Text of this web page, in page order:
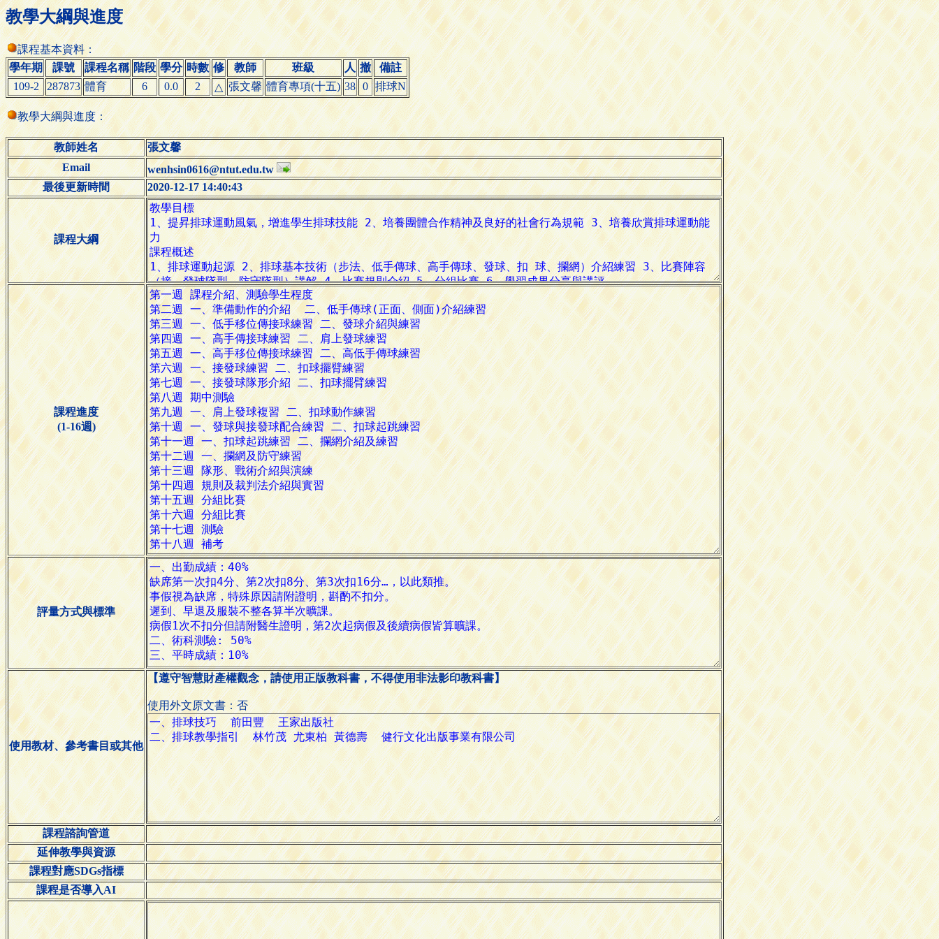
教學大綱與進度
課程基本資料：
學年期
課號 課程名稱 階段 學分 時數 修 教師 班級 人 撤
備註
109-2
287873 體育 6 0.0 2 △ 張文馨 體育專項(十五) 38 0 排球N
教學大綱與進度：
教師姓名
張文馨
Email
wenhsin0616@ntut.edu.tw
最後更新時間
2020-12-17 14:40:43
課程大綱
課程進度
(1-16週)
評量方式與標準
使用教材、參考書目或其他
【遵守智慧財產權觀念，請使用正版教科書，不得使用非法影印教科書】
使用外文原文書：否
課程諮詢管道
延伸教學與資源
課程對應SDGs指標
課程是否導入AI